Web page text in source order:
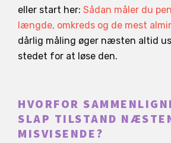
eller start her: Sådan måler du
længde, omkreds og de mest
dårlig måling øger næsten altid
stedet for at løse den.
HVORFOR
SLAP TILSTAND
MISVISENDE?